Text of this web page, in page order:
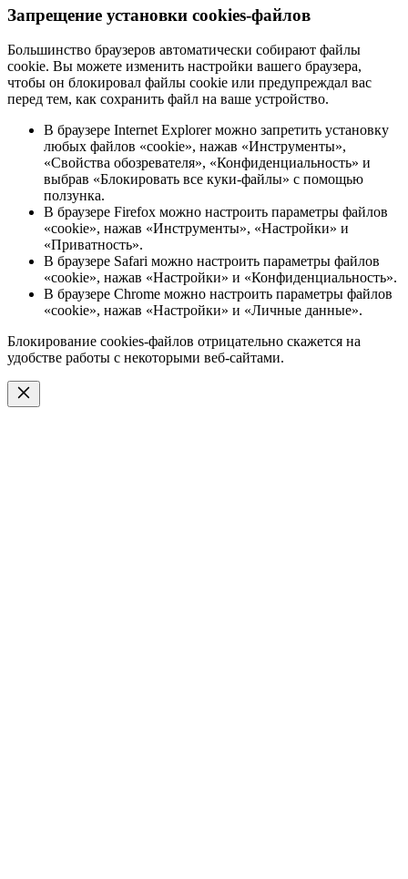
Запрещение установки cookies-файлов
Большинство браузеров автоматически собирают файлы
cookie. Вы можете изменить настройки вашего браузера,
чтобы он блокировал файлы cookie или предупреждал вас
перед тем, как сохранить файл на ваше устройство.
В браузере Internet Explorer можно запретить установку
любых файлов «cookie», нажав «Инструменты»,
«Свойства обозревателя», «Конфиденциальность» и
выбрав «Блокировать все куки-файлы» с помощью
ползунка.
В браузере Firefox можно настроить параметры файлов
«cookie», нажав «Инструменты», «Настройки» и
«Приватность».
В браузере Safari можно настроить параметры файлов
«cookie», нажав «Настройки» и «Конфиденциальность».
В браузере Chrome можно настроить параметры файлов
«cookie», нажав «Настройки» и «Личные данные».
Блокирование cookies-файлов отрицательно скажется на
удобстве работы с некоторыми веб-сайтами.